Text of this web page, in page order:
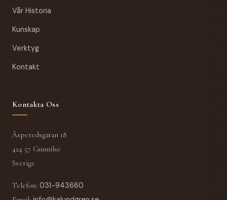
Vår Historia
Kunskap
Verktyg
Kontakt
Kontakta Oss
Äsperedsgatan 18
424 57 Gunnilse
Sverige
Telefon: 031-943660